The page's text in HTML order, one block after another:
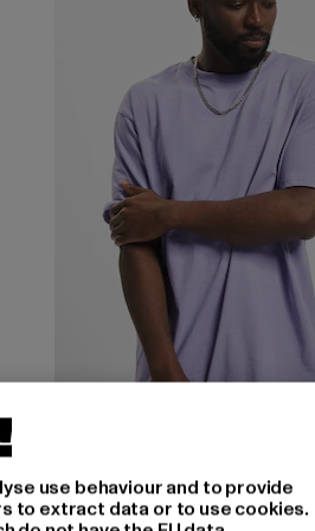
URBAN CLASSICS
Heavy Oversized
use behaviour and to provide
to extract data or to use cookies.